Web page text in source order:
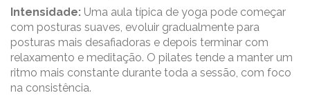
Intensidade: Uma aula típica de yoga pode começar
com posturas suaves, evoluir gradualmente para
posturas mais desafiadoras e depois terminar com
relaxamento e meditação. O pilates tende a manter um
ritmo mais constante durante toda a sessão, com foco
na consistência.